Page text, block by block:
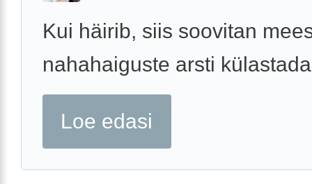
Kui häirib, siis soovitan
nahahaiguste arsti
Loe edasi